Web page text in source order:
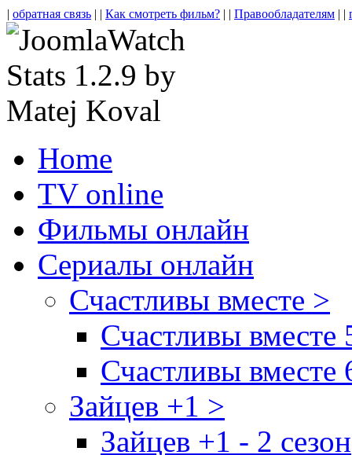
| обратная связь | | Как смотреть фильм? | | Правообладателям | |
Home
TV online
Фильмы онлайн
Сериалы онлайн
Счастливы вместе >
Счастливы вместе
Счастливы вместе
Зайцев +1 >
Зайцев +1 - 2 сезон